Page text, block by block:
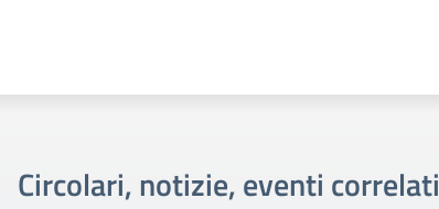
Circolari, notizie, eventi correlati